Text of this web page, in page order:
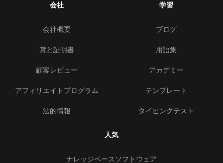
会社
会社概要
賞と証明書
顧客レビュー
アフィリエイトプログラム
法的情報
学習
ブログ
用語集
アカデミー
テンプレート
タイピングテスト
人気
ナレッジベースソフトウェア